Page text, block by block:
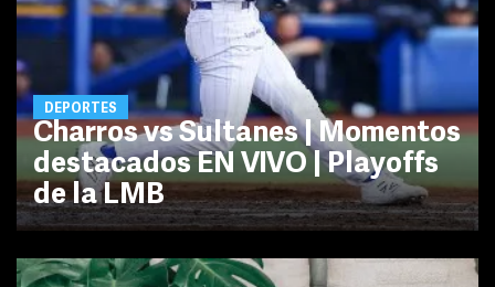
DEPORTES
Charros vs Sultanes | Momentos
destacados EN VIVO | Playoffs
de la LMB